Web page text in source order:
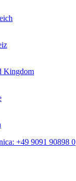
Kingdom
+49 9091 90898 0